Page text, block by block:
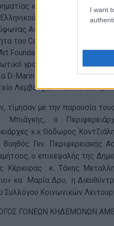
I want
κα Μουζακίτη Τερέζα
Παραδοσιακού
Ανδρέας, ιδιοκτήτης
του Corfu Garden Festival
Foundation
γραφείο Charitos Travel
D-Marin στα Γουβιά
Λεμβούχων
τίμησαν με την παρουσία
Μπιάγκης, ο
κ.κ Θόδωρος
Γεν. Περιφερειακής
ο επικεφαλής της
Κέρκυρας κ. Τάκης
κα Μαρία Δρυ, η
Συλλόγου Κοινωνικών
ΓΟΝΕΩΝ ΚΗΔΕΜΟΝΩΝ